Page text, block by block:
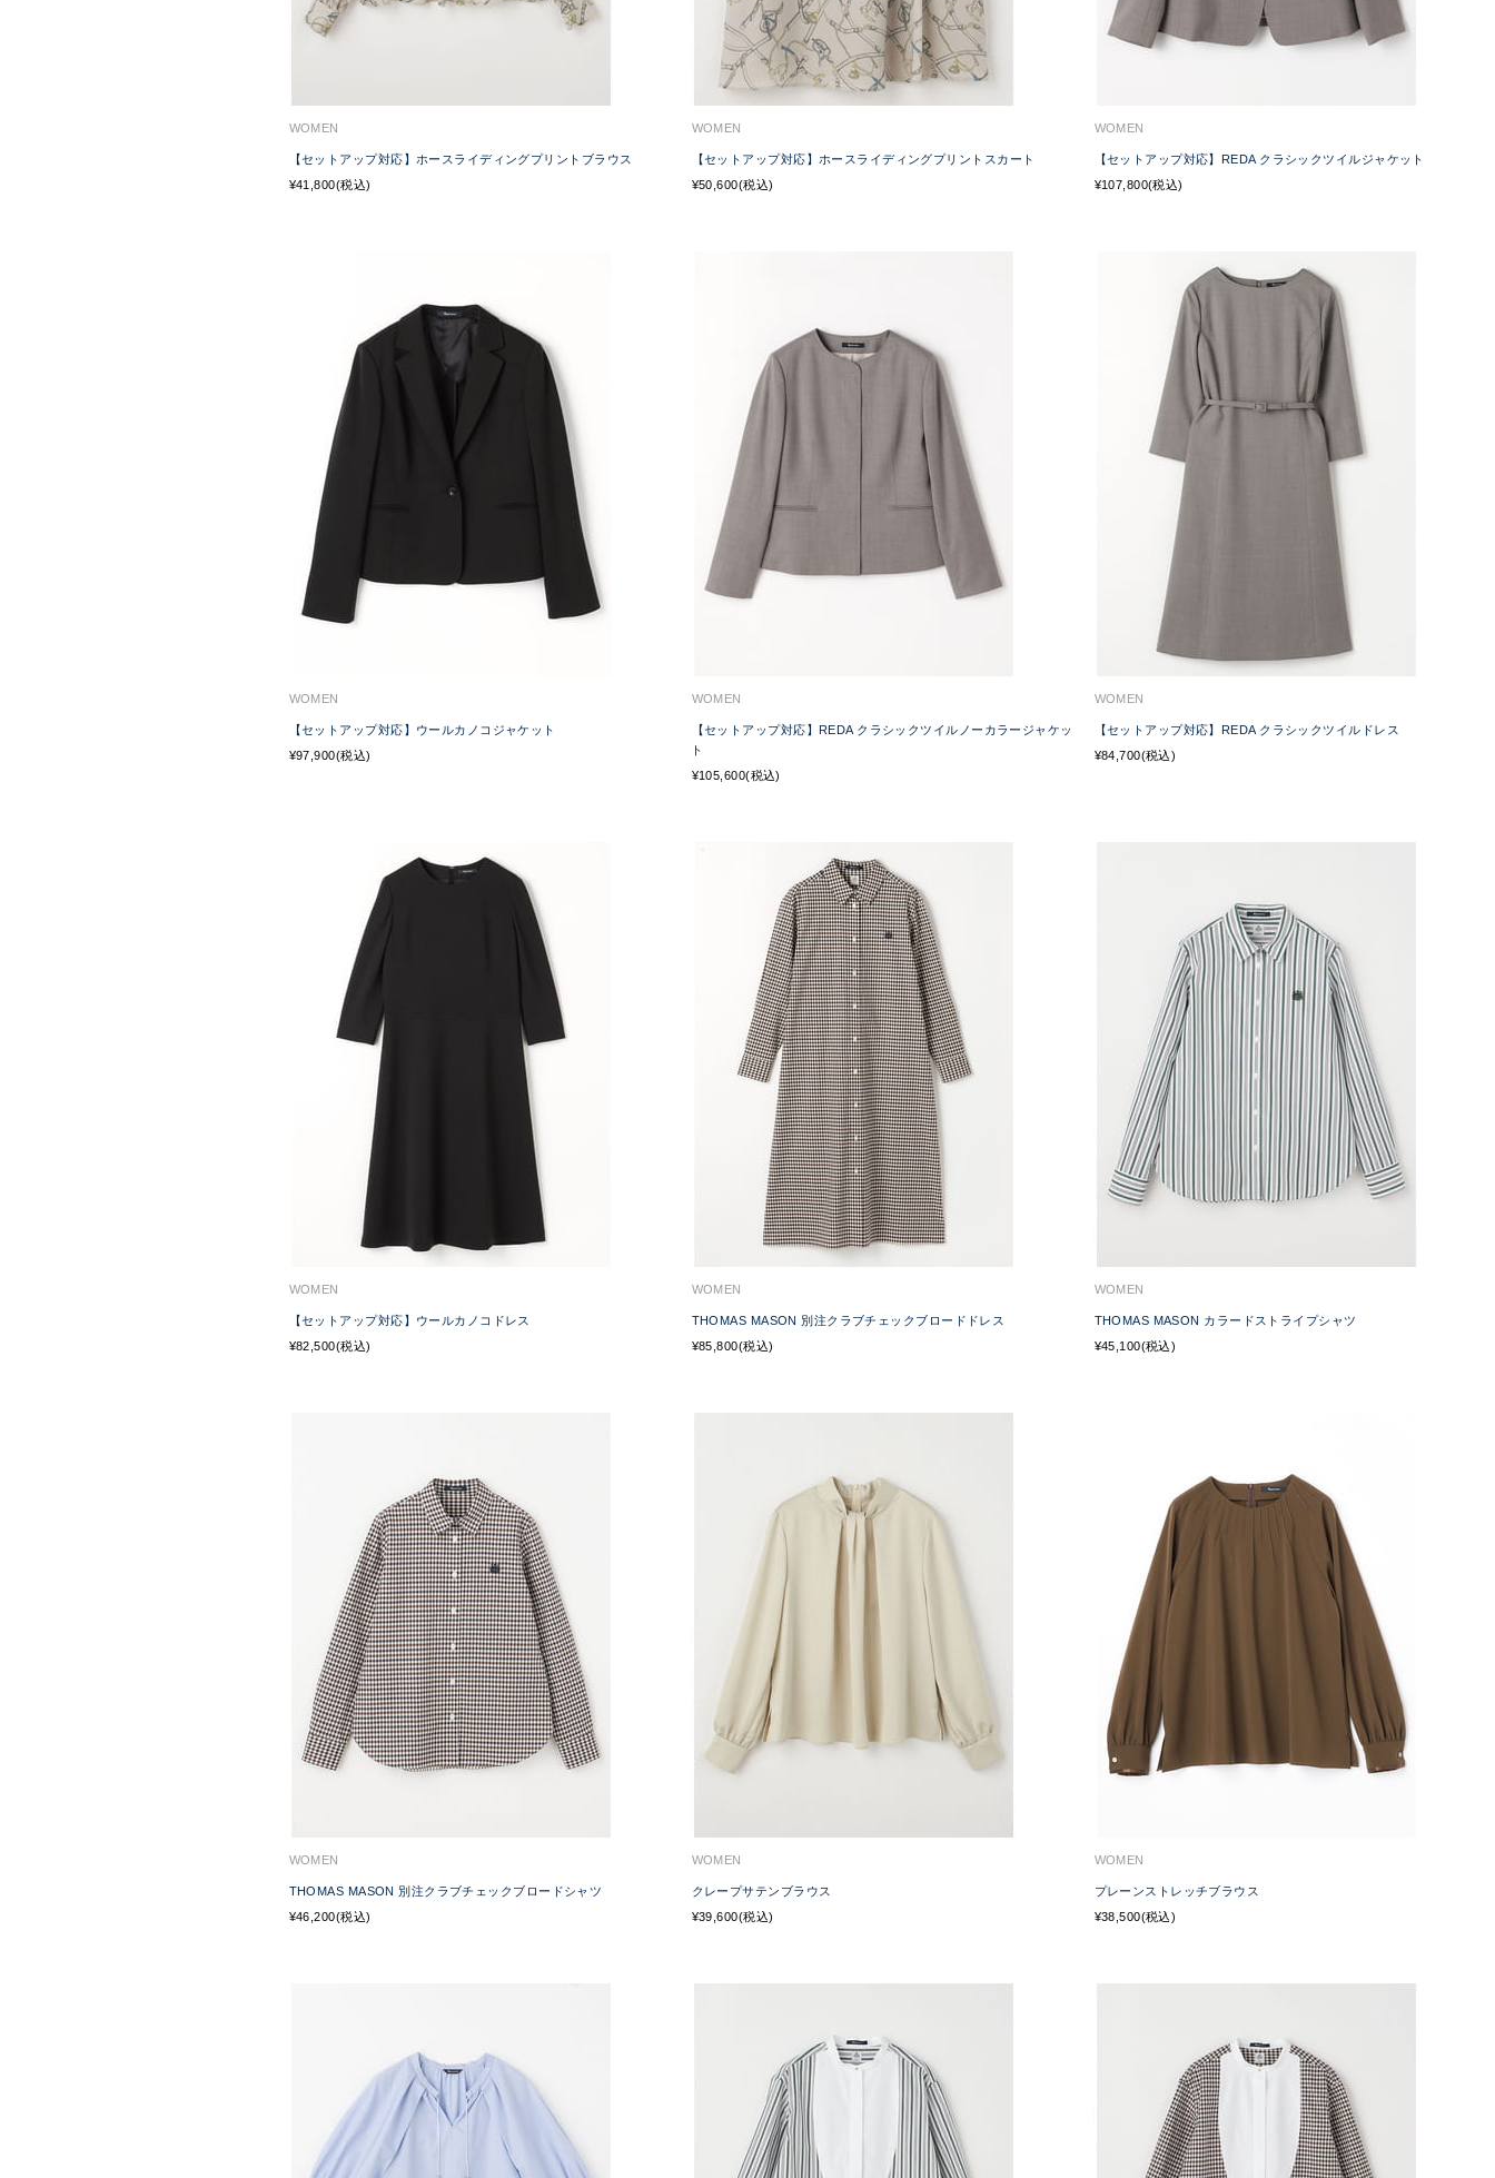
WOMEN
【セットアップ対応】ホースライディングプリントブラウス
¥41,800(税込)
WOMEN
【セットアップ対応】ホースライディングプリントスカート
¥50,600(税込)
WOMEN
【セットアップ対応】REDA クラシックツイルジャケット
¥107,800(税込)
WOMEN
【セットアップ対応】ウールカノコジャケット
¥97,900(税込)
WOMEN
【セットアップ対応】REDA クラシックツイルノーカラージャケッ
ト
¥105,600(税込)
WOMEN
【セットアップ対応】REDA クラシックツイルドレス
¥84,700(税込)
WOMEN
【セットアップ対応】ウールカノコドレス
¥82,500(税込)
WOMEN
THOMAS MASON 別注クラブチェックブロードドレス
¥85,800(税込)
WOMEN
THOMAS MASON カラードストライプシャツ
¥45,100(税込)
WOMEN
THOMAS MASON 別注クラブチェックブロードシャツ
¥46,200(税込)
WOMEN
クレープサテンブラウス
¥39,600(税込)
WOMEN
プレーンストレッチブラウス
¥38,500(税込)